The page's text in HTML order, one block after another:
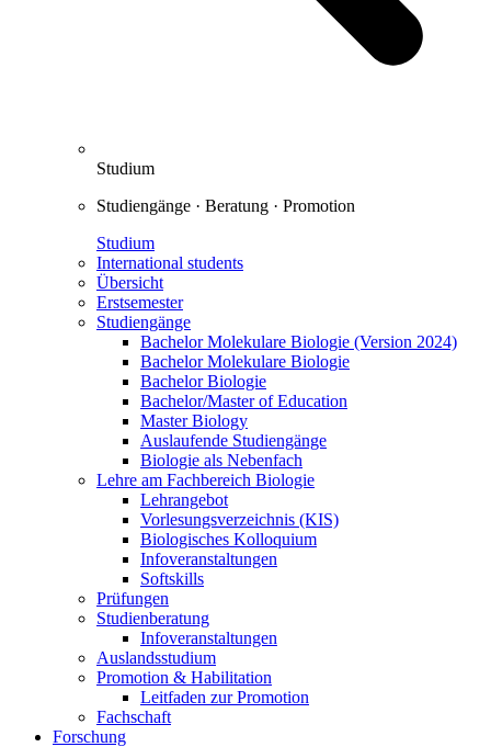
Studium
Studiengänge · Beratung · Promotion
Studium
International students
Übersicht
Erstsemester
Studiengänge
Bachelor Molekulare Biologie (Version 2024)
Bachelor Molekulare Biologie
Bachelor Biologie
Bachelor/Master of Education
Master Biology
Auslaufende Studiengänge
Biologie als Nebenfach
Lehre am Fachbereich Biologie
Lehrangebot
Vorlesungsverzeichnis (KIS)
Biologisches Kolloquium
Infoveranstaltungen
Softskills
Prüfungen
Studienberatung
Infoveranstaltungen
Auslandsstudium
Promotion & Habilitation
Leitfaden zur Promotion
Fachschaft
Forschung